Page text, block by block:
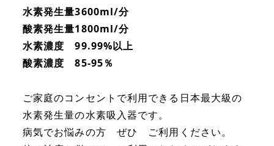
入
器
最
大
水
素
発
水素発生量3600ml/分
酸素発生量1800ml/分
水素濃度 99.99%以上
酸素濃度 85-95％
ご家庭のコンセントで利用できる日本最大級の
水素発生量の水素吸入器です。
病気でお悩みの方 ぜひ ご利用ください。